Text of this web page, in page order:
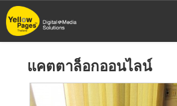
ข้าม
ไป
แคตตาล็อกออนไลน์